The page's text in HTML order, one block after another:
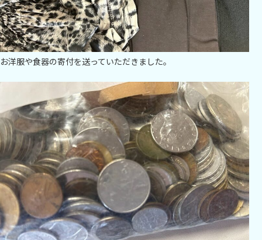
お洋服や食器の寄付を送っていただきました。